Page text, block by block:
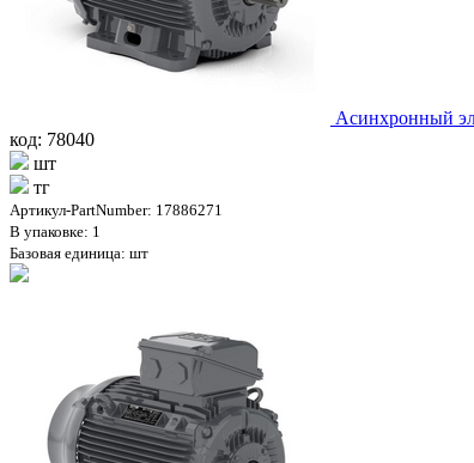
Асинхронный
код: 78040
шт
тг
Артикул-PartNumber: 17886271
В упаковке: 1
Базовая единица: шт